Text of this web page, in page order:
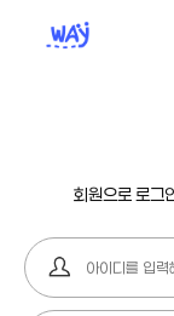
회원으로 로그